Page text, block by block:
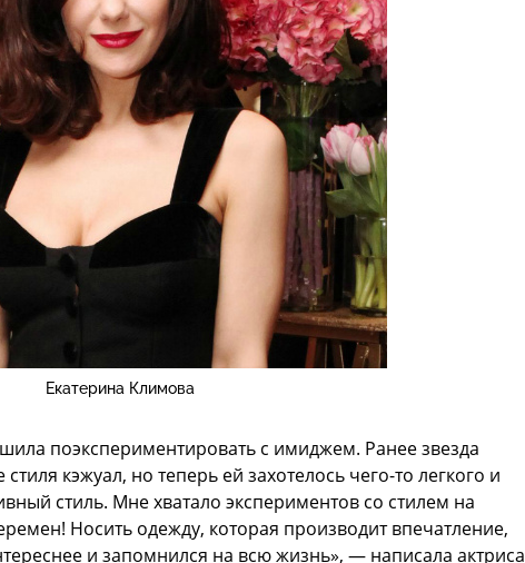
Екатерина Климова
поэкспериментировать с имиджем. Ранее звезда
кэжуал, но теперь ей захотелось чего-то легкого и
стиль. Мне хватало экспериментов со стилем на
Носить одежду, которая производит впечатление,
и запомнился на всю жизнь», — написала актриса